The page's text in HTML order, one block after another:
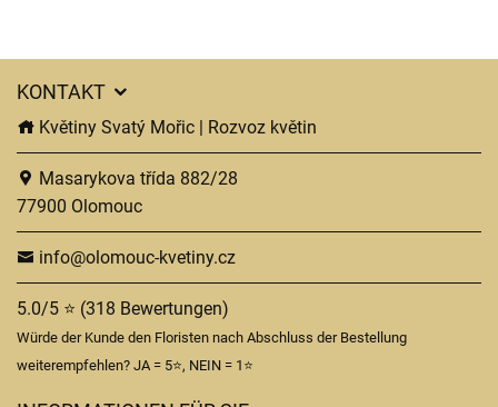
KONTAKT
Květiny Svatý Mořic | Rozvoz květin
Masarykova třída 882/28
77900 Olomouc
info@olomouc-kvetiny.cz
5.0/5 ⭐ (318 Bewertungen)
Würde der Kunde den Floristen nach Abschluss der Bestellung
weiterempfehlen? JA = 5⭐, NEIN = 1⭐